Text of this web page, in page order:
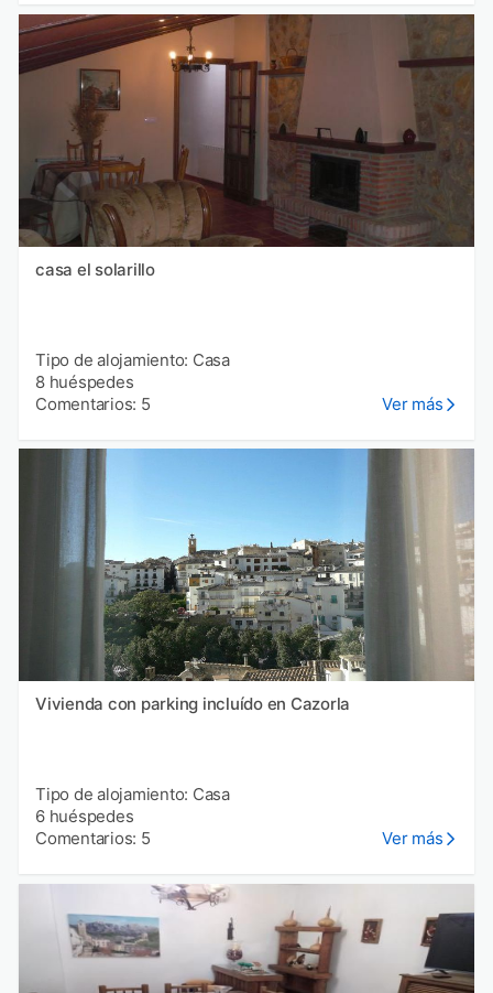
casa el solarillo
Tipo de alojamiento: Casa
8 huéspedes
Comentarios: 5
Ver más
Vivienda con parking incluído en Cazorla
Tipo de alojamiento: Casa
6 huéspedes
Comentarios: 5
Ver más